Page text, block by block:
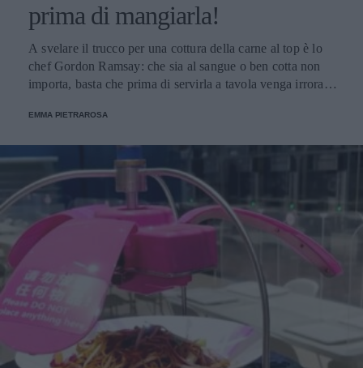
prima di mangiarla!
A svelare il trucco per una cottura della carne al top è lo
chef Gordon Ramsay: che sia al sangue o ben cotta non
importa, basta che prima di servirla a tavola venga irrorata
EMMA PIETRAROSA